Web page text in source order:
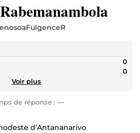
0
0
Voir plus
de réponse : —
d’Antananarivo